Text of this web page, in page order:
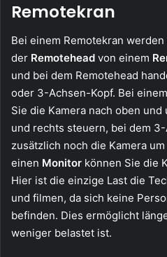
Remotekran
Bei einem Remotekran
der Remotehead von einem
und bei dem Remotehead
oder 3-Achsen-Kopf. Bei
Sie die Kamera nach oben
und rechts steuern, bei dem
zusätzlich noch die Kamera
einen Monitor können Sie die
Hier ist die einzige Last die
und filmen, da sich keine
befinden. Dies ermöglicht
weniger belastet ist.